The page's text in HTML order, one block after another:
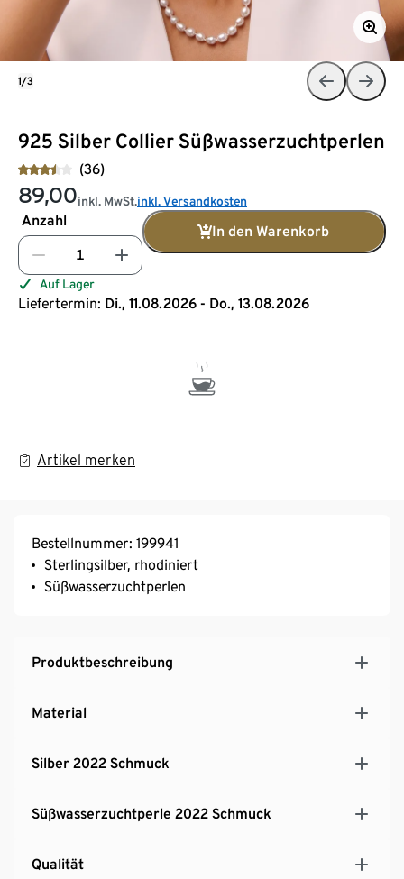
925 Silber Collier Süßwasserzuchtperlen
(36)
89,00inkl. MwSt.inkl. Versandkosten
Anzahl
In den Warenkorb
Auf Lager
Liefertermin: Di., 11.08.2026 - Do., 13.08.2026
Artikel merken
1/3
Bestellnummer: 199941
Sterlingsilber, rhodiniert
Süßwasserzuchtperlen
Produktbeschreibung
Material
Silber 2022 Schmuck
Süßwasserzuchtperle 2022 Schmuck
Qualität